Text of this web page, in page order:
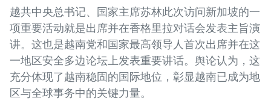
越共中央总书记、国家主席苏林此次访问新加坡的一
项重要活动就是出席并在香格里拉对话会发表主旨演
讲。这也是越南党和国家最高领导人首次出席并在这
一地区安全多边论坛上发表重要讲话。舆论认为，这
充分体现了越南稳固的国际地位，彰显越南已成为地
区与全球事务中的关键力量。